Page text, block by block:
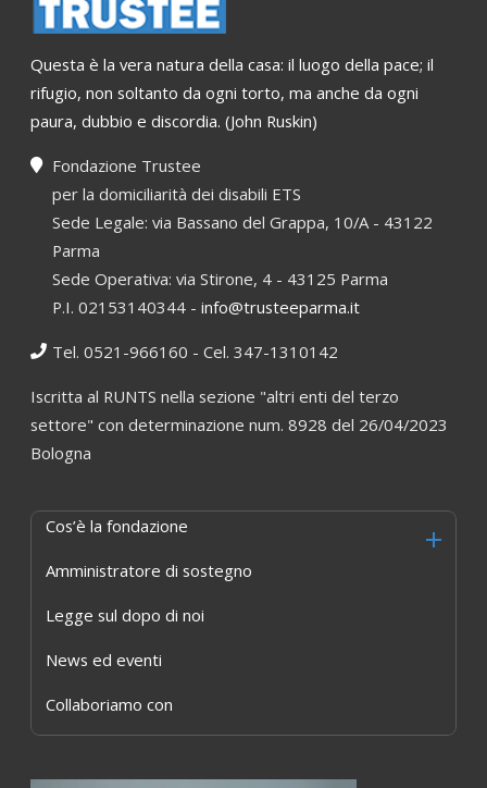
Questa è la vera natura della casa: il luogo della pace; il
rifugio, non soltanto da ogni torto, ma anche da ogni
paura, dubbio e discordia. (John Ruskin)
Fondazione Trustee
per la domiciliarità dei disabili ETS
Sede Legale: via Bassano del Grappa, 10/A - 43122
Parma
Sede Operativa: via Stirone, 4 - 43125 Parma
P.I. 02153140344 - info@trusteeparma.it
Tel. 0521-966160 - Cel. 347-1310142
Iscritta al RUNTS nella sezione "altri enti del terzo
settore" con determinazione num. 8928 del 26/04/2023
Bologna
Cos’è la fondazione
Amministratore di sostegno
Legge sul dopo di noi
News ed eventi
Collaboriamo con